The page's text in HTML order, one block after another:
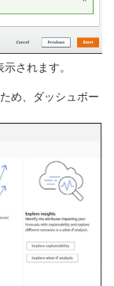
されます。
め、ダッシュボー